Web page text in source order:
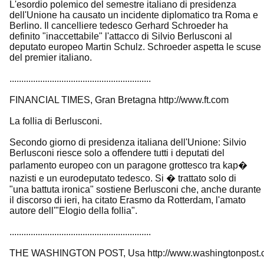
L'esordio polemico del semestre italiano di presidenza
dell'Unione ha causato un incidente diplomatico tra Roma e
Berlino. Il cancelliere tedesco Gerhard Schroeder ha
definito "inaccettabile" l'attacco di Silvio Berlusconi al
deputato europeo Martin Schulz. Schroeder aspetta le scuse
del premier italiano.
............................................................
FINANCIAL TIMES, Gran Bretagna http://www.ft.com
La follia di Berlusconi.
Secondo giorno di presidenza italiana dell'Unione: Silvio
Berlusconi riesce solo a offendere tutti i deputati del
parlamento europeo con un paragone grottesco tra kap�
nazisti e un eurodeputato tedesco. Si � trattato solo di
"una battuta ironica" sostiene Berlusconi che, anche durante
il discorso di ieri, ha citato Erasmo da Rotterdam, l'amato
autore dell'"Elogio della follia".
............................................................
THE WASHINGTON POST, Usa http://